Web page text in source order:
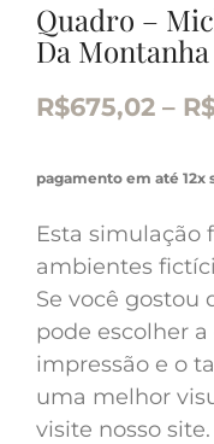
Quadro –
Da Montanha
R$675,02 –
pagamento em até 12x
Esta simulação
ambientes
Se você gostou
pode escolher
impressão e o
uma melhor
visite nosso site.